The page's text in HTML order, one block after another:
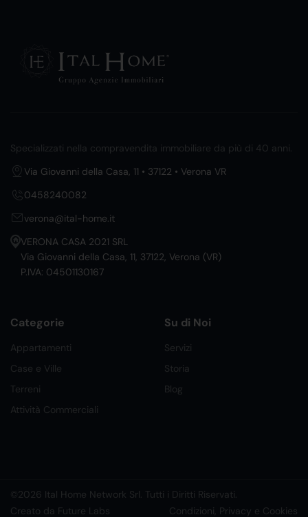
Specializzati nella compravendita immobiliare da più di 40 anni.
Via Giovanni della Casa, 11 • 37122 • Verona VR
0458240082
verona@ital-home.it
VERONA CASA 2021 SRL
Via Giovanni della Casa, 11, 37122, Verona (VR)
P.IVA: 04501130167
Categorie
Appartamenti
Case e Ville
Terreni
Attività Commerciali
Su di Noi
Servizi
Storia
Blog
©2026 Ital Home Network Srl. Tutti i Diritti Riservati.
Creato da Future Labs
Condizioni, Privacy e Cookies